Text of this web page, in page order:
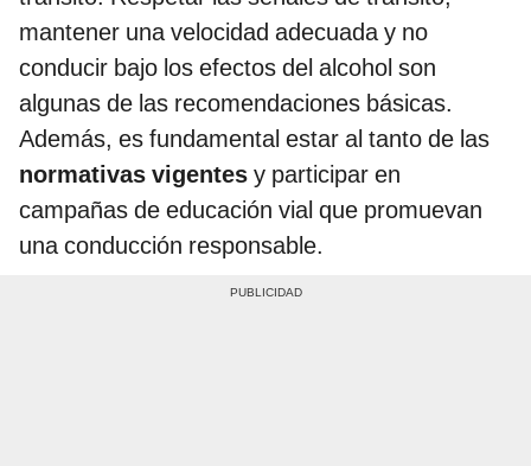
mantener una velocidad adecuada y no
conducir bajo los efectos del alcohol son
algunas de las recomendaciones básicas.
Además, es fundamental estar al tanto de las
normativas vigentes y participar en
campañas de educación vial que promuevan
una conducción responsable.